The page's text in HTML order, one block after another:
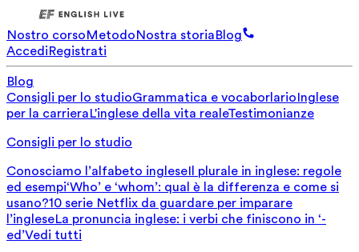
Nostro corsoMetodoNostra storiaBlog
AccediRegistrati
Blog
Consigli per lo studioGrammatica e vocaborlarioInglese
per la carrieraL'inglese della vita realeTestimonianze
Consigli per lo studio
Conosciamo l’alfabeto ingleseIl plurale in inglese: regole
ed esempi‘Who’ e ‘whom’: qual è la differenza e come si
usano?10 serie Netflix da guardare per imparare
l’ingleseLa pronuncia inglese: i verbi che finiscono in ‘-
ed’Vedi tutti